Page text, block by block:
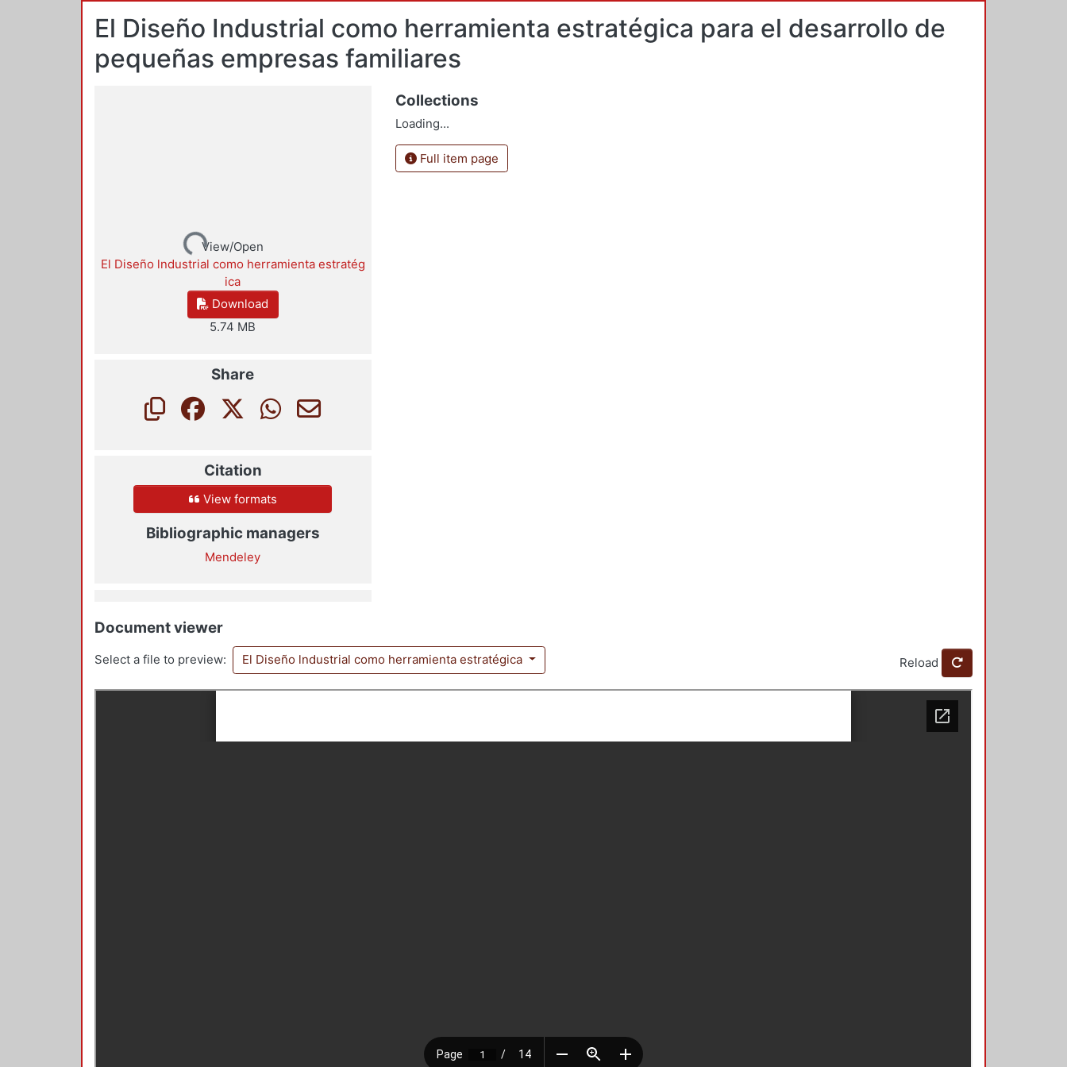
El Diseño Industrial como herramienta estratégica para el desarrollo de
pequeñas empresas familiares
Loading...View/Open
El Diseño lndustrial como herramienta estratég
ica
Download
5.74 MB
Share
Citation
View formats
Bibliographic managers
Mendeley
Collections
Loading...
Full item page
Document viewer
Select a file to preview: El Diseño lndustrial como herramienta estratégica Reload